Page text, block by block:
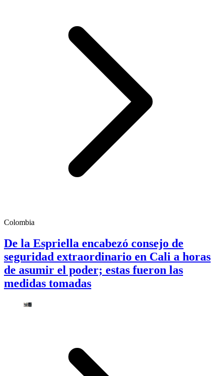
Colombia
De la Espriella encabezó consejo de
seguridad extraordinario en Cali a horas
de asumir el poder; estas fueron las
medidas tomadas